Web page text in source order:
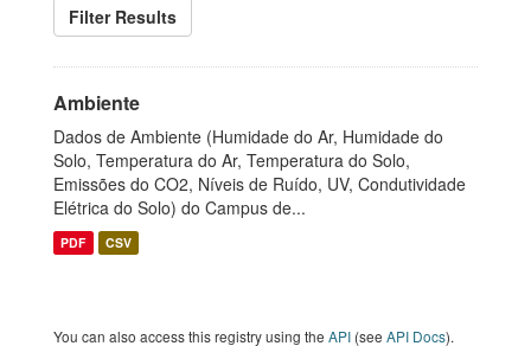
Filter Results
Ambiente
Dados de Ambiente (Humidade do Ar, Humidade do
Solo, Temperatura do Ar, Temperatura do Solo,
Emissões do CO2, Níveis de Ruído, UV, Condutividade
Elétrica do Solo) do Campus de...
PDF CSV
You can also access this registry using the API (see API Docs).